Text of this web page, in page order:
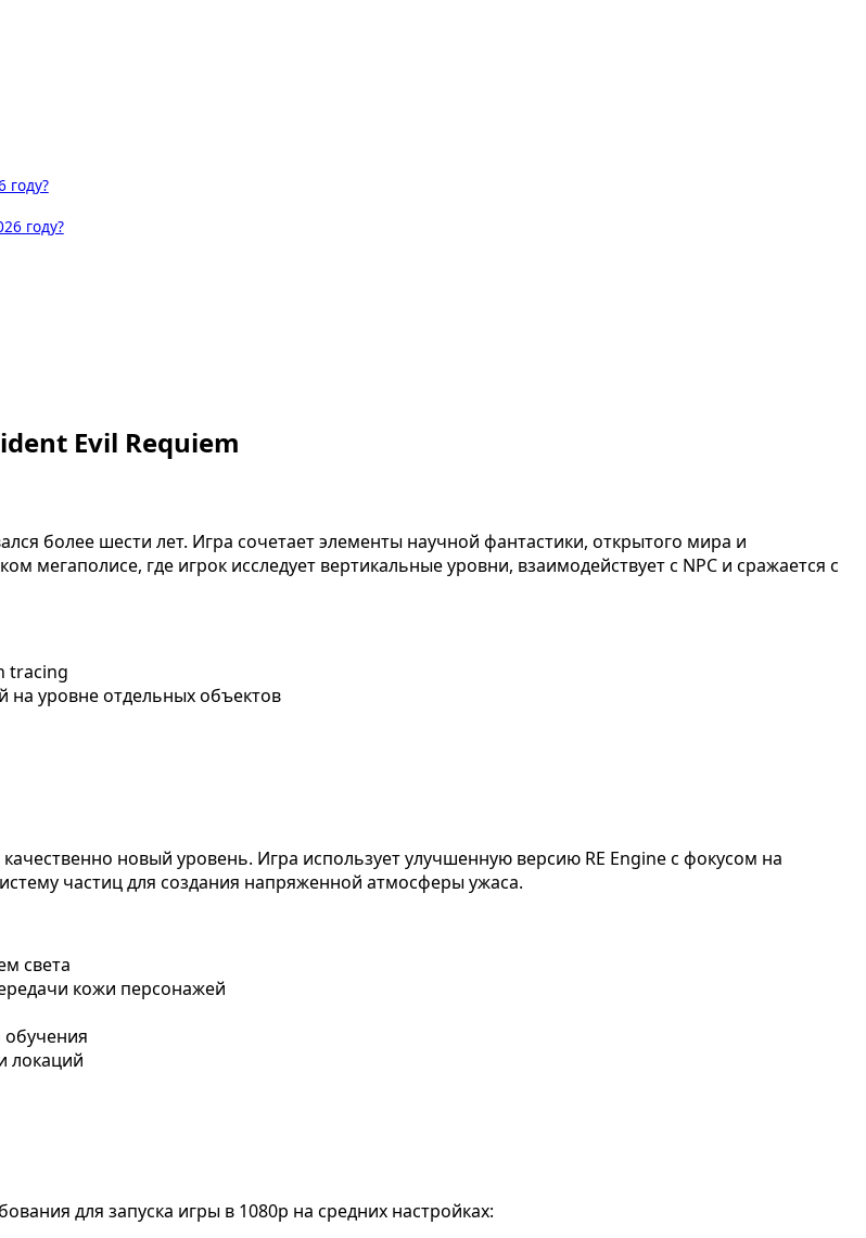
году?
году?
Evil Requiem
более шести лет. Игра сочетает элементы научной фантастики, открытого мира и
мегаполисе, где игрок исследует вертикальные уровни, взаимодействует с NPC и сражается с
tracing
на уровне отдельных объектов
новый уровень. Игра использует улучшенную версию RE Engine с фокусом на
частиц для создания напряженной атмосферы ужаса.
света
кожи персонажей
локаций
для запуска игры в 1080p на средних настройках: